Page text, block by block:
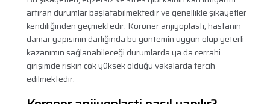
artıran durumlar başlatabilmektedir ve genellikle şikayetler
kendiliğinden geçmektedir. Koroner anjiyoplasti, hastanın
damar yapısının darlığında bu yöntemin uygun olup yeterli
kazanımın sağlanabileceği durumlarda ya da cerrahi
girişimde riskin çok yüksek olduğu vakalarda tercih
edilmektedir.